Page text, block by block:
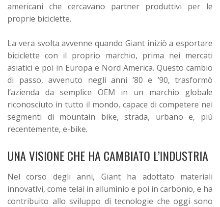
americani che cercavano partner produttivi per le
proprie biciclette.
La vera svolta avvenne quando Giant iniziò a esportare
biciclette con il proprio marchio, prima nei mercati
asiatici e poi in Europa e Nord America. Questo cambio
di passo, avvenuto negli anni ’80 e ’90, trasformò
l’azienda da semplice OEM in un marchio globale
riconosciuto in tutto il mondo, capace di competere nei
segmenti di mountain bike, strada, urbano e, più
recentemente, e-bike.
UNA VISIONE CHE HA CAMBIATO L’INDUSTRIA
Nel corso degli anni, Giant ha adottato materiali
innovativi, come telai in alluminio e poi in carbonio, e ha
contribuito allo sviluppo di tecnologie che oggi sono